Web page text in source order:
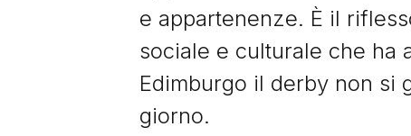
e appartenenze. È il
sociale e culturale che ha
Edimburgo il derby non si
giorno.